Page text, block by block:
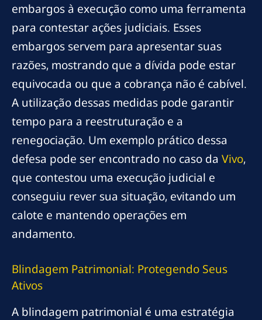
embargos à execução como uma ferramenta
para contestar ações judiciais. Esses
embargos servem para apresentar suas
razões, mostrando que a dívida pode estar
equivocada ou que a cobrança não é cabível.
A utilização dessas medidas pode garantir
tempo para a reestruturação e a
renegociação. Um exemplo prático dessa
defesa pode ser encontrado no caso da Vivo,
que contestou uma execução judicial e
conseguiu rever sua situação, evitando um
calote e mantendo operações em
andamento.
Blindagem Patrimonial: Protegendo Seus
Ativos
A blindagem patrimonial é uma estratégia